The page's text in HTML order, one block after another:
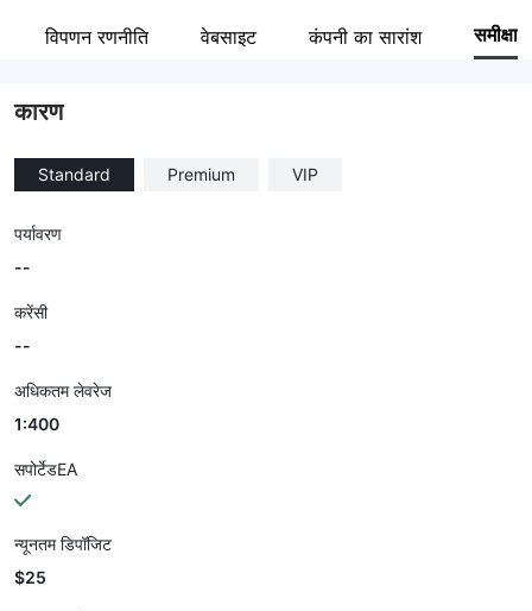
कंपनी का नाम
विपणन रणनीति वेबसाइट कंपनी का सारांश समीक्षा
कारण
Standard Premium VIP
पर्यावरण
--
करेंसी
--
अधिकतम लेवरेज
1:400
सपोर्टेडEA
न्यूनतम डिपॉजिट
$25